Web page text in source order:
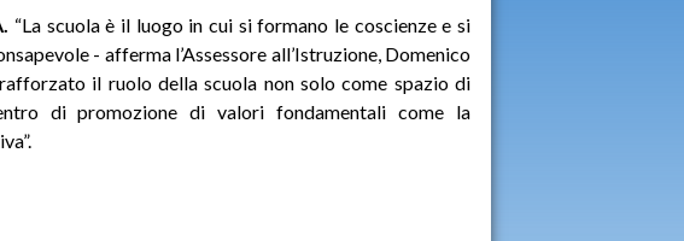
“La scuola è il luogo in cui si formano le coscienze e si
- afferma l’Assessore all’Istruzione, Domenico
il ruolo della scuola non solo come spazio di
di promozione di valori fondamentali come la